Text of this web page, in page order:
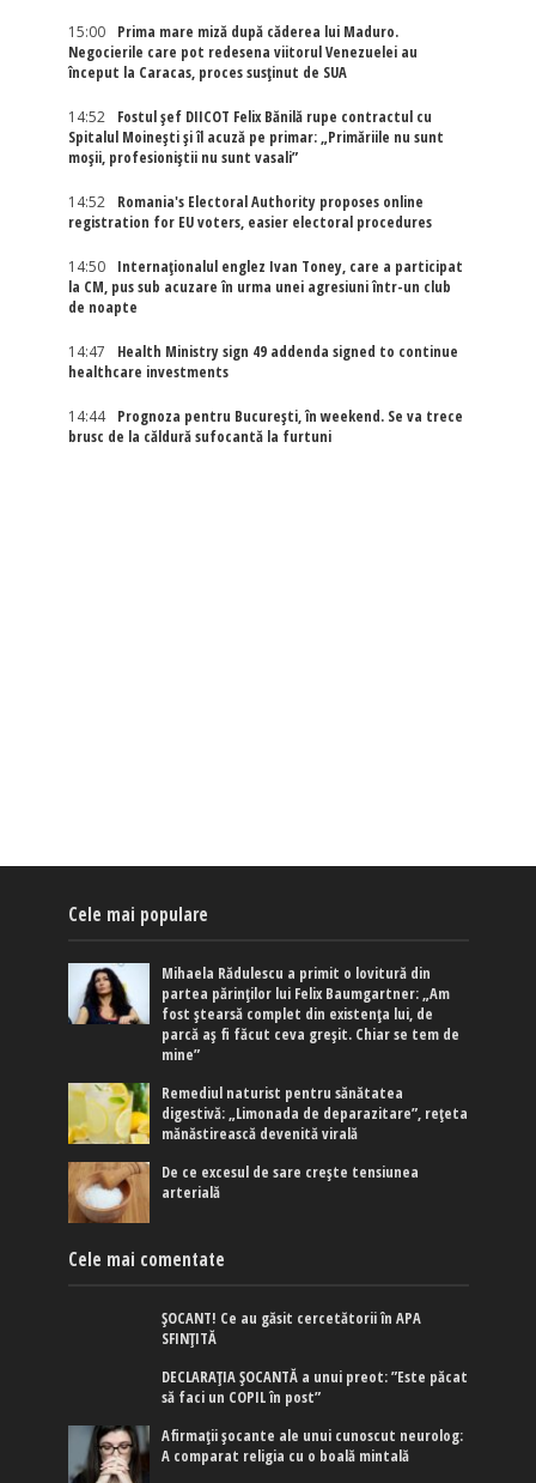
15:00
Prima mare miză după căderea lui Maduro.
Negocierile care pot redesena viitorul Venezuelei au
început la Caracas, proces susținut de SUA
14:52
Fostul șef DIICOT Felix Bănilă rupe contractul cu
Spitalul Moinești și îl acuză pe primar: „Primăriile nu sunt
moșii, profesioniștii nu sunt vasali”
14:52
Romania's Electoral Authority proposes online
registration for EU voters, easier electoral procedures
14:50
Internaţionalul englez Ivan Toney, care a participat
la CM, pus sub acuzare în urma unei agresiuni într-un club
de noapte
14:47
Health Ministry sign 49 addenda signed to continue
healthcare investments
14:44
Prognoza pentru București, în weekend. Se va trece
brusc de la căldură sufocantă la furtuni
Cele mai populare
Mihaela Rădulescu a primit o lovitură din
partea părinților lui Felix Baumgartner: „Am
fost ștearsă complet din existența lui, de
parcă aș fi făcut ceva greșit. Chiar se tem de
mine”
Remediul naturist pentru sănătatea
digestivă: „Limonada de deparazitare”, rețeta
mănăstirească devenită virală
De ce excesul de sare crește tensiunea
arterială
Cele mai comentate
ȘOCANT! Ce au găsit cercetătorii în APA
SFINȚITĂ
DECLARAȚIA ȘOCANTĂ a unui preot: ”Este păcat
să faci un COPIL în post”
Afirmaţii şocante ale unui cunoscut neurolog:
A comparat religia cu o boală mintală